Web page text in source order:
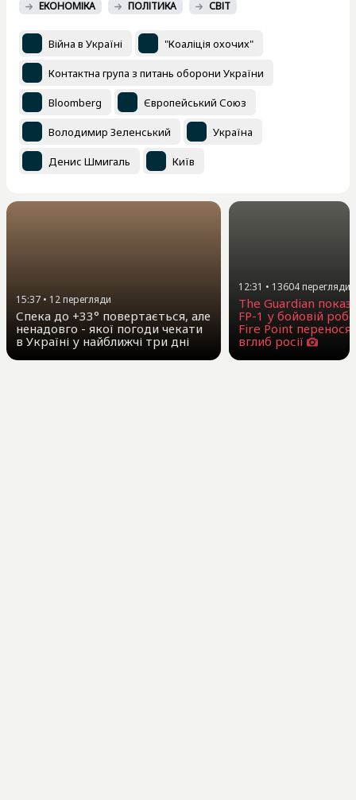
ЕКОНОМІКА ПОЛІТИКА СВІТ
Війна в Україні "Коаліція охочих"
Контактна група з питань оборони України
Bloomberg Європейський Союз
Володимир Зеленський Україна
Денис Шмигаль Київ
15:37 • 12перегляди
Спека до +33° повертається, але
ненадовго - якої погоди чекати
в Україні у найближчі три дні
12:31 • 13604перегляди
The Guardian
FP-1 у бойовій
Fire Point
вглиб росії